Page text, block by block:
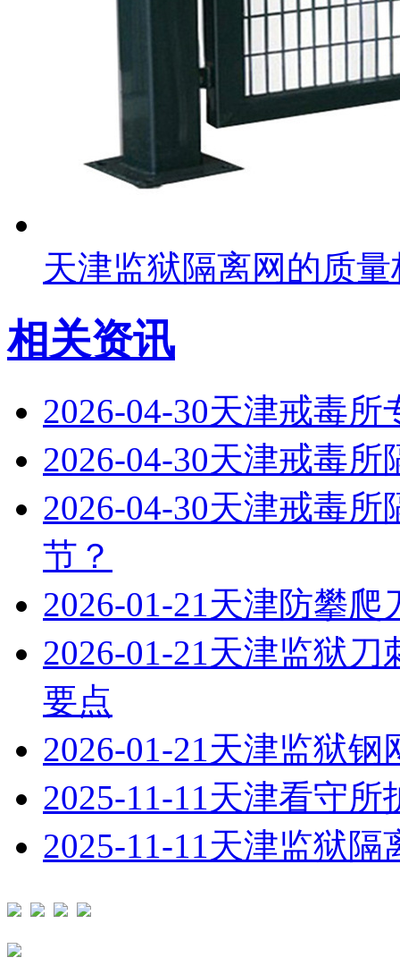
天津监狱隔离网的质
相关资讯
2026-04-30天津戒毒所
2026-04-30天津戒毒所
2026-04-30天津戒毒所
节？
2026-01-21天津防攀爬
2026-01-21天津监狱刀
要点
2026-01-21天津监狱钢
2025-11-11天津看守所
2025-11-11天津监狱隔